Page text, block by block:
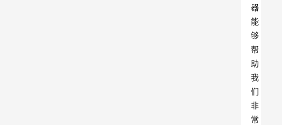
器
能
够
帮
助
我
们
非
常